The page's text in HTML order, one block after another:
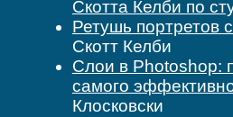
Скотта Келби по
Ретушь
Скотт Келби
Слои в Photoshop:
самого
Клосковски